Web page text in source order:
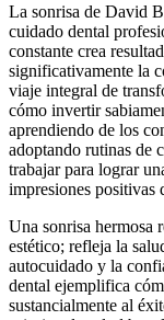
La sonrisa de David
cuidado dental
constante crea
significativamente la
viaje integral de
cómo invertir
aprendiendo de los
adoptando rutinas de
trabajar para lograr
impresiones positivas
Una sonrisa hermosa
estético; refleja la
autocuidado y la
dental ejemplifica
sustancialmente al